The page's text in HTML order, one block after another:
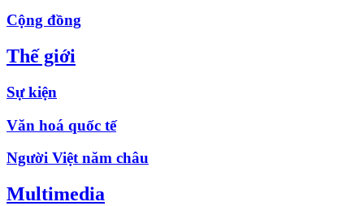
Cộng đồng
Thế giới
Sự kiện
Văn hoá quốc tế
Người Việt năm châu
Multimedia